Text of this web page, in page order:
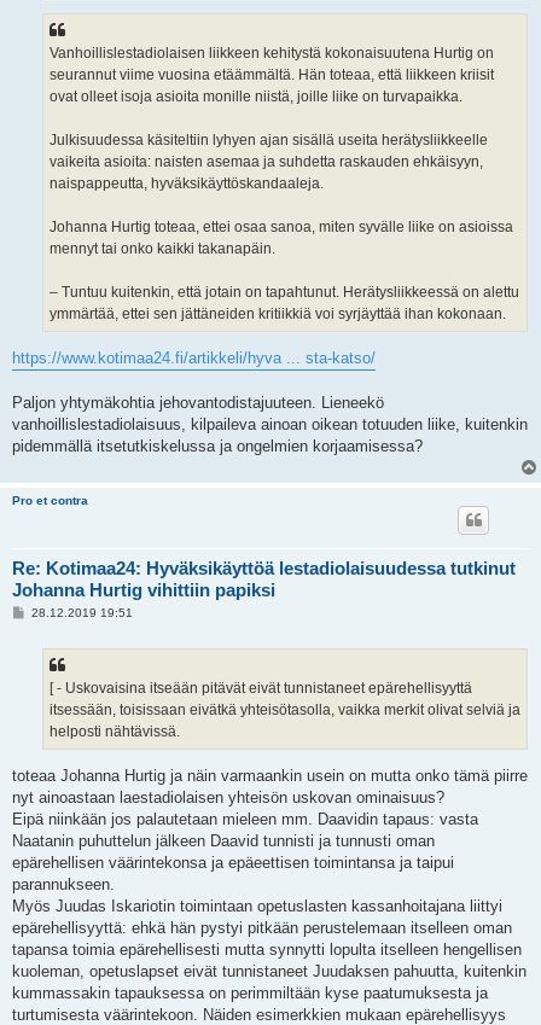
Vanhoillislestadiolaisen liikkeen kehitystä kokonaisuutena Hurtig on
seurannut viime vuosina etäämmältä. Hän toteaa, että liikkeen kriisit
ovat olleet isoja asioita monille niistä, joille liike on turvapaikka.
Julkisuudessa käsiteltiin lyhyen ajan sisällä useita herätysliikkeelle
vaikeita asioita: naisten asemaa ja suhdetta raskauden ehkäisyyn,
naispappeutta, hyväksikäyttöskandaaleja.
Johanna Hurtig toteaa, ettei osaa sanoa, miten syvälle liike on asioissa
mennyt tai onko kaikki takanapäin.
– Tuntuu kuitenkin, että jotain on tapahtunut. Herätysliikkeessä on alettu
ymmärtää, ettei sen jättäneiden kritiikkiä voi syrjäyttää ihan kokonaan.
https://www.kotimaa24.fi/artikkeli/hyva ... sta-katso/
Paljon yhtymäkohtia jehovantodistajuuteen. Lieneekö
vanhoillislestadiolaisuus, kilpaileva ainoan oikean totuuden liike, kuitenkin
pidemmällä itsetutkiskelussa ja ongelmien korjaamisessa?
Pro et contra
Re: Kotimaa24: Hyväksikäyttöä lestadiolaisuudessa tutkinut
Johanna Hurtig vihittiin papiksi
V28.12.2019 19:51
[ - Uskovaisina itseään pitävät eivät tunnistaneet epärehellisyyttä
itsessään, toisissaan eivätkä yhteisötasolla, vaikka merkit olivat selviä ja
helposti nähtävissä.
toteaa Johanna Hurtig ja näin varmaankin usein on mutta onko tämä piirre
nyt ainoastaan laestadiolaisen yhteisön uskovan ominaisuus?
Eipä niinkään jos palautetaan mieleen mm. Daavidin tapaus: vasta
Naatanin puhuttelun jälkeen Daavid tunnisti ja tunnusti oman
epärehellisen väärintekonsa ja epäeettisen toimintansa ja taipui
parannukseen.
Myös Juudas Iskariotin toimintaan opetuslasten kassanhoitajana liittyi
epärehellisyyttä: ehkä hän pystyi pitkään perustelemaan itselleen oman
tapansa toimia epärehellisesti mutta synnytti lopulta itselleen hengellisen
kuoleman, opetuslapset eivät tunnistaneet Juudaksen pahuutta, kuitenkin
kummassakin tapauksessa on perimmiltään kyse paatumuksesta ja
turtumisesta väärintekoon. Näiden esimerkkien mukaan epärehellisyys